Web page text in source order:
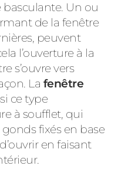
Un ou
de la fenêtre
peuvent
l’ouverture à la
s’ouvre vers
La fenêtre
ce type
à soufflet, qui
gonds fixés en base
en faisant